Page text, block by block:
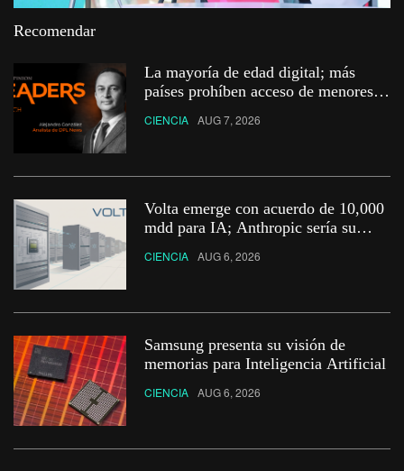
Recomendar
La mayoría de edad digital; más
países prohíben acceso de menores a
CIENCIA AUG 7, 2026
Volta emerge con acuerdo de 10,000
mdd para IA; Anthropic sería su
CIENCIA AUG 6, 2026
Samsung presenta su visión de
memorias para Inteligencia Artificial
CIENCIA AUG 6, 2026